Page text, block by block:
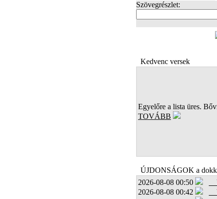
Szövegrészlet:
Kedvenc versek
Egyelőre a lista üres.
TOVÁBB
ÚJDONSÁGOK a
2026-08-08 00:50
2026-08-08 00:42